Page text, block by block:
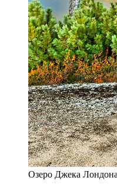
Озеро Джека